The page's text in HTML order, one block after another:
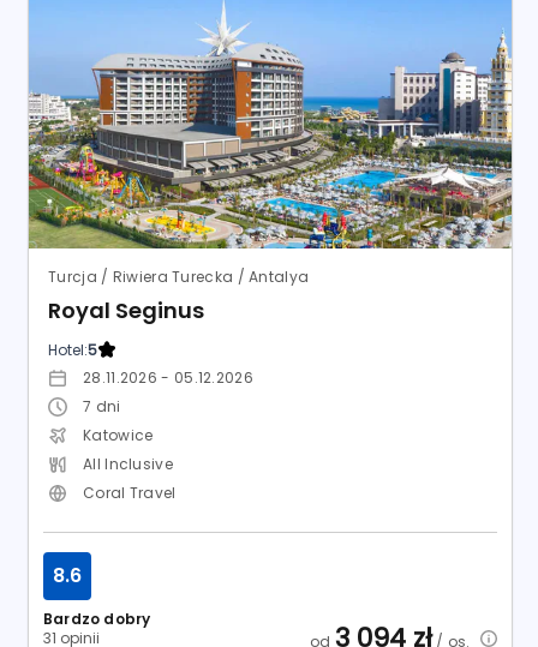
Turcja / Riwiera Turecka / Antalya
Royal Seginus
Hotel:5
28.11.2026 - 05.12.2026
7 dni
Katowice
All Inclusive
Coral Travel
Bardzo dobry
31 opinii
8.6
od 3 094 zł/ os.